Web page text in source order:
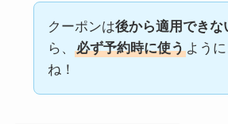
クーポンは後から適用できな
ら、
必ず予約時に使うよう
ね！